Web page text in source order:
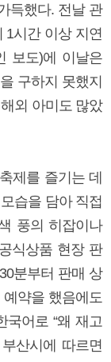
득했다. 전날 관
1시간 이상 지연
보도)에 이날은
구하지 못했지
외 아미도 많았
제를 즐기는 데
습을 담아 직접
풍의 히잡이나
식상품 현장 판
분부터 판매 상
약을 했음에도
어로 “왜 재고
산시에 따르면